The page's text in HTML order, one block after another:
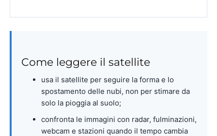
Come leggere il satellite
usa il satellite per seguire la forma e lo
spostamento delle nubi, non per stimare da
solo la pioggia al suolo;
confronta le immagini con radar, fulminazioni,
webcam e stazioni quando il tempo cambia